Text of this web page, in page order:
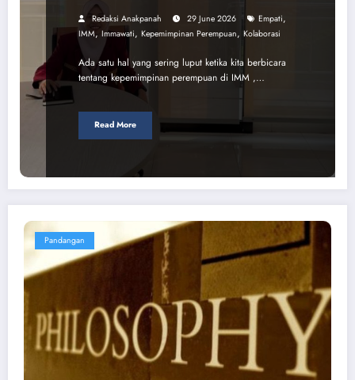
Redaksi Anakpanah 29 June 2026 Empati,
IMM, Immawati, Kepemimpinan Perempuan, Kolaborasi
Ada satu hal yang sering luput ketika kita berbicara
tentang kepemimpinan perempuan di IMM ,…
Read More
Pandangan